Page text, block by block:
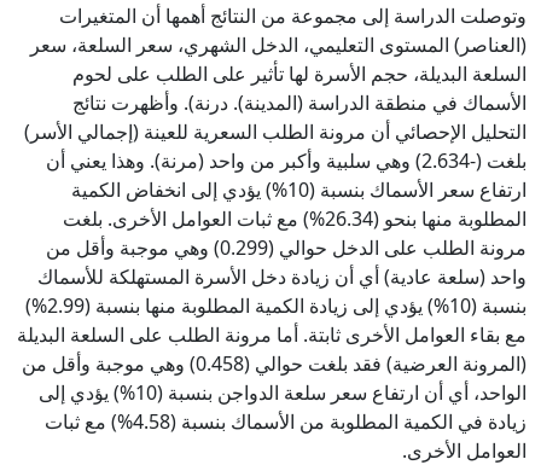
وتوصلت الدراسة إلى مجموعة من النتائج أهمها أن المتغيرات
(العناصر) المستوى التعليمي، الدخل الشهري، سعر السلعة، سعر
السلعة البديلة، حجم الأسرة لها تأثير على الطلب على لحوم
الأسماك في منطقة الدراسة (المدينة). درنة). وأظهرت نتائج
التحليل الإحصائي أن مرونة الطلب السعرية للعينة (إجمالي الأسر)
بلغت (-2.634) وهي سلبية وأكبر من واحد (مرنة). وهذا يعني أن
ارتفاع سعر الأسماك بنسبة (10%) يؤدي إلى انخفاض الكمية
المطلوبة منها بنحو (26.34%) مع ثبات العوامل الأخرى. بلغت
مرونة الطلب على الدخل حوالي (0.299) وهي موجبة وأقل من
واحد (سلعة عادية) أي أن زيادة دخل الأسرة المستهلكة للأسماك
بنسبة (10%) يؤدي إلى زيادة الكمية المطلوبة منها بنسبة (2.99%)
مع بقاء العوامل الأخرى ثابتة. أما مرونة الطلب على السلعة البديلة
(المرونة العرضية) فقد بلغت حوالي (0.458) وهي موجبة وأقل من
الواحد، أي أن ارتفاع سعر سلعة الدواجن بنسبة (10%) يؤدي إلى
زيادة في الكمية المطلوبة من الأسماك بنسبة (4.58%) مع ثبات
العوامل الأخرى.